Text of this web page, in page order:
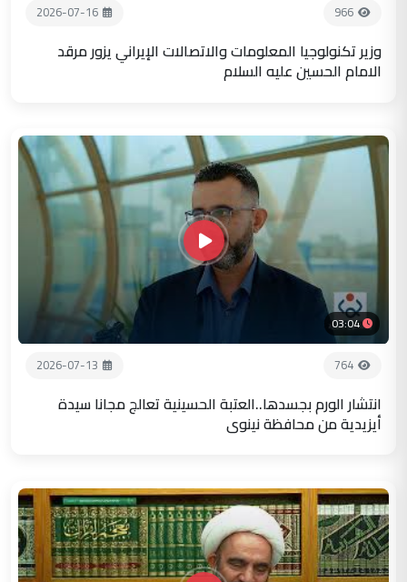
966
2026-07-16
وزير تكنولوجيا المعلومات والاتصالات الإيراني يزور مرقد
الامام الحسين عليه السلام
03:04
764
2026-07-13
انتشار الورم بجسدها..العتبة الحسينية تعالج مجانا سيدة
أيزيدية من محافظة نينوى